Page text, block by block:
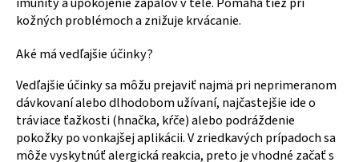
kožných problémoch a znižuje krvácanie.
Aké má vedľajšie účinky?
Vedľajšie účinky sa môžu prejaviť najmä pri neprimeranom
dávkovaní alebo dlhodobom užívaní, najčastejšie ide o
tráviace ťažkosti (hnačka, kŕče) alebo podráždenie
pokožky po vonkajšej aplikácii. V zriedkavých prípadoch sa
môže vyskytnúť alergická reakcia, preto je vhodné začať s